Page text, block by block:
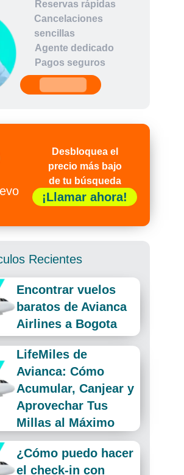
Reservas rápidas
Cancelaciones
sencillas
Agente dedicado
Pagos seguros
Desbloquea el
precio más bajo
de tu búsqueda
¡Llamar ahora!
Recientes
Encontrar vuelos
baratos de Avianca
Airlines a Bogota
LifeMiles de
Avianca: Cómo
Acumular, Canjear y
Aprovechar Tus
Millas al Máximo
¿Cómo puedo hacer
el check-in con